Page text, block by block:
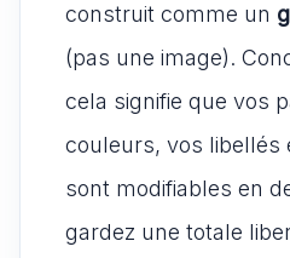
construit comme un
(pas une image).
cela signifie que vos
couleurs, vos libellés
sont modifiables en
gardez une totale